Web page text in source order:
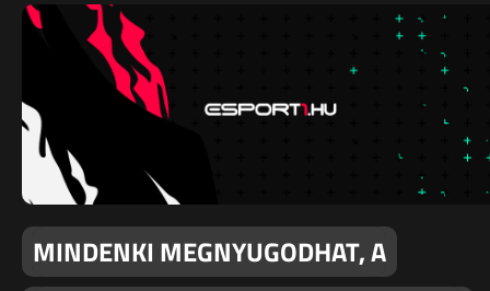
MINDENKI MEGNYUGODHAT, A